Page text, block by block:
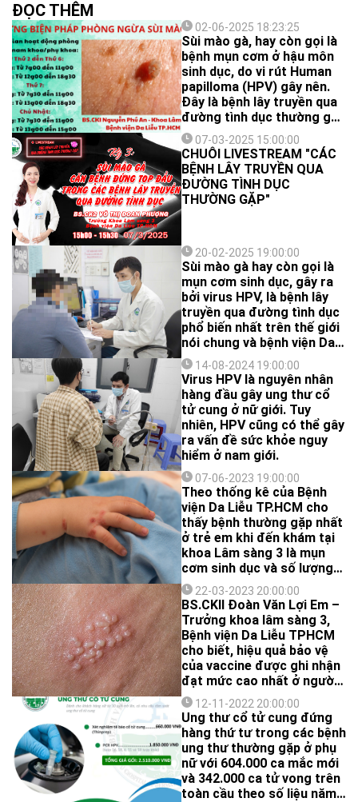
ĐỌC THÊM
02-06-2025 18:23:25
Sùi mào gà, hay còn gọi là
bệnh mụn cơm ở hậu môn
sinh dục, do vi rút Human
papilloma (HPV) gây nên.
Đây là bệnh lây truyền qua
đường tình dục thường gặp
với đặc trưng là các tổn
thương dạng nhú lành tính
ở cơ quan sinh dục, bẹn,
mu, hậu môn, quanh hậu
môn.
07-03-2025 15:00:00
CHUỖI LIVESTREAM "CÁC
BỆNH LÂY TRUYỀN QUA
ĐƯỜNG TÌNH DỤC
THƯỜNG GẶP"
20-02-2025 19:00:00
Sùi mào gà hay còn gọi là
mụn cơm sinh dục, gây ra
bởi virus HPV, là bệnh lây
truyền qua đường tình dục
phổ biến nhất trên thế giới
nói chung và bệnh viện Da
Liễu TPHCM nói riêng.
14-08-2024 19:00:00
Virus HPV là nguyên nhân
hàng đầu gây ung thư cổ
tử cung ở nữ giới. Tuy
nhiên, HPV cũng có thể gây
ra vấn đề sức khỏe nguy
hiểm ở nam giới.
07-06-2023 19:00:00
Theo thống kê của Bệnh
viện Da Liễu TP.HCM cho
thấy bệnh thường gặp nhất
ở trẻ em khi đến khám tại
khoa Lâm sàng 3 là mụn
cơm sinh dục và số lượng
này đang tăng dần theo
thời gian.
22-03-2023 20:00:00
BS.CKII Đoàn Văn Lợi Em –
Trưởng khoa lâm sàng 3,
Bệnh viện Da Liễu TPHCM
cho biết, hiệu quả bảo vệ
của vaccine được ghi nhận
đạt mức cao nhất ở người
chưa có quan hệ tình dục,
tức là chưa từng tiếp xúc
với virus.
12-11-2022 20:00:00
Ung thư cổ tử cung đứng
hàng thứ tư trong các bệnh
ung thư thường gặp ở phụ
nữ với 604.000 ca mắc mới
và 342.000 ca tử vong trên
toàn cầu theo số liệu năm